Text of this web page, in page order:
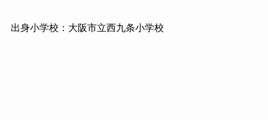
出身小学校：大阪市立西九条小学校